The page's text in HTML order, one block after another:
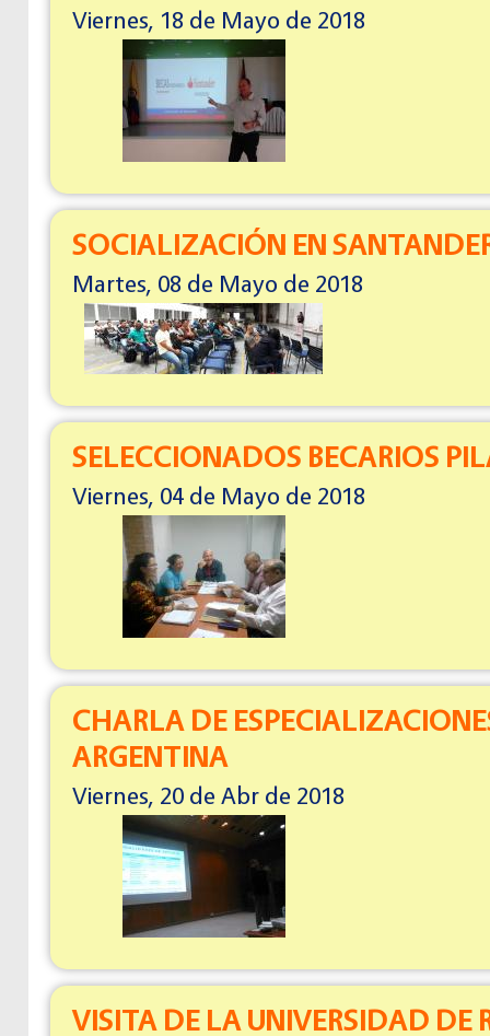
Viernes, 18 de Mayo de 2018
SOCIALIZACIÓN EN
Martes, 08 de Mayo de 2018
SELECCIONADOS BECARIOS
Viernes, 04 de Mayo de 2018
CHARLA DE
ARGENTINA
Viernes, 20 de Abr de 2018
VISITA DE LA UNIVERSIDAD DE